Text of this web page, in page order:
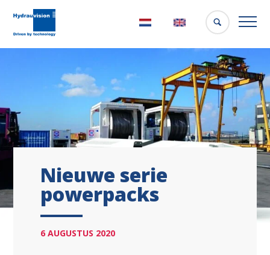
NederlandsEnglish
Nieuwe serie
powerpacks
6 AUGUSTUS 2020